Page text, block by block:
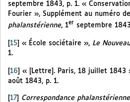
septembre 1843, p. 1. «
Fourier », Supplément au numéro de
phalanstérienne, 1er septembre
[15] « École sociétaire », Le
1.
16 « [Lettre]. Paris, 18 juillet 1843
août 1843, p. 1.
[17] Correspondance phalanstérienne